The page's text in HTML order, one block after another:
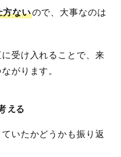
方ないので、大事なのは
受け入れることで、来
がります。
える
いたかどうかも振り返